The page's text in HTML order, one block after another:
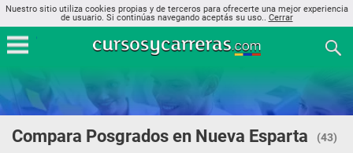
Nuestro sitio utiliza cookies propias y de terceros para ofrecerte una mejor experiencia
de usuario. Si continúas navegando aceptás su uso.. Cerrar
Compara Posgrados en Nueva Esparta (43)